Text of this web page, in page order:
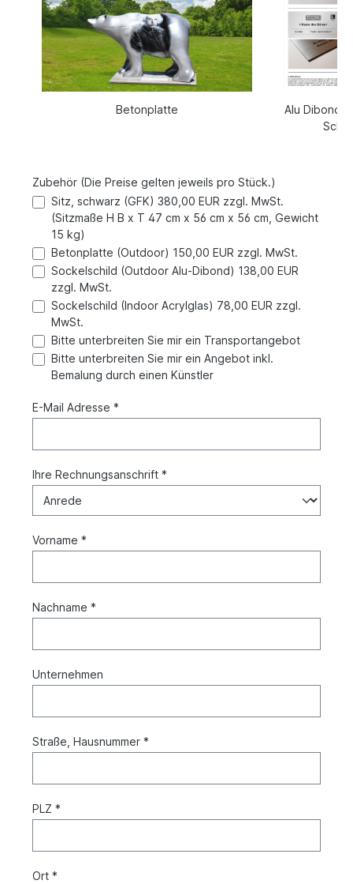
Betonplatte
Alu Dibond
Zubehör (Die Preise gelten jeweils pro Stück.)
Sitz, schwarz (GFK) 380,00 EUR zzgl. MwSt.
(Sitzmaße H B x T 47 cm x 56 cm x 56 cm, Gewicht
15 kg)
Betonplatte (Outdoor) 150,00 EUR zzgl. MwSt.
Sockelschild (Outdoor Alu-Dibond) 138,00 EUR
zzgl. MwSt.
Sockelschild (Indoor Acrylglas) 78,00 EUR zzgl.
MwSt.
Bitte unterbreiten Sie mir ein Transportangebot
Bitte unterbreiten Sie mir ein Angebot inkl.
Bemalung durch einen Künstler
E-Mail Adresse *
Ihre Rechnungsanschrift *
Vorname *
Nachname *
Unternehmen
Straße, Hausnummer *
PLZ *
Ort *